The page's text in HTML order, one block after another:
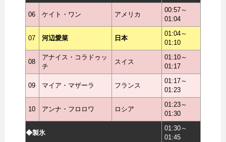
06 ケイト・ワン アメリカ
00:57～
01:04
07 河辺愛菜 日本
01:04～
01:10
08
アナイス・コラドゥッ
チ
スイス
01:10～
01:17
09 マイア・マザーラ フランス
01:17～
01:23
10 アンナ・フロロワ ロシア
01:23～
01:30
◆製氷
01:30～
01:45